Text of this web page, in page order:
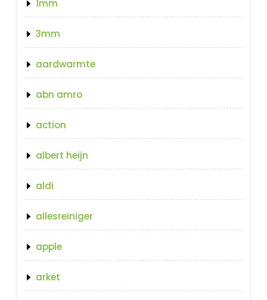
1mm
3mm
aardwarmte
abn amro
action
albert heijn
aldi
allesreiniger
apple
arket